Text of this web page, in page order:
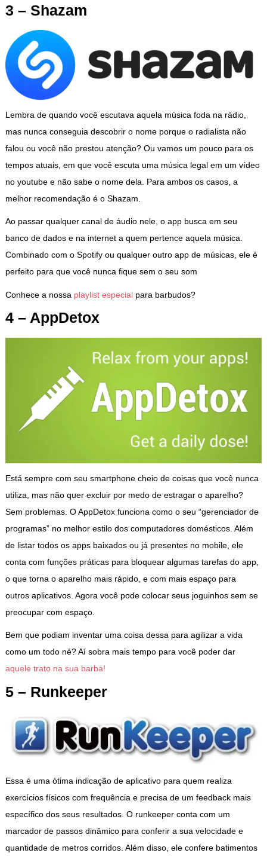
3 – Shazam
Lembra de quando você escutava aquela música foda na rádio,
mas nunca conseguia descobrir o nome porque o radialista não
falou ou você não prestou atenção? Ou vamos um pouco para os
tempos atuais, em que você escuta uma música legal em um vídeo
no youtube e não sabe o nome dela. Para ambos os casos, a
melhor recomendação é o Shazam.
Ao passar qualquer canal de áudio nele, o app busca em seu
banco de dados e na internet a quem pertence aquela música.
Combinado com o Spotify ou qualquer outro app de músicas, ele é
perfeito para que você nunca fique sem o seu som
Conhece a nossa playlist especialpara barbudos?
4 – AppDetox
Está sempre com seu smartphone cheio de coisas que você nunca
utiliza, mas não quer excluir por medo de estragar o aparelho?
Sem problemas. O AppDetox funciona como o seu “gerenciador de
programas” no melhor estilo dos computadores domésticos. Além
de listar todos os apps baixados ou já presentes no mobile, ele
conta com funções práticas para bloquear algumas tarefas do app,
o que torna o aparelho mais rápido, e com mais espaço para
outros aplicativos. Agora você pode colocar seus joguinhos sem se
preocupar com espaço.
Bem que podiam inventar uma coisa dessa para agilizar a vida
como um todo né? Aí sobra mais tempo para você poder dar
aquele trato na sua barba!
5 – Runkeeper
Essa é uma ótima indicação de aplicativo para quem realiza
exercícios físicos com frequência e precisa de um feedback mais
específico dos seus resultados. O runkeeper conta com um
marcador de passos dinâmico para conferir a sua velocidade e
quantidade de metros corridos. Além disso, ele confere batimentos